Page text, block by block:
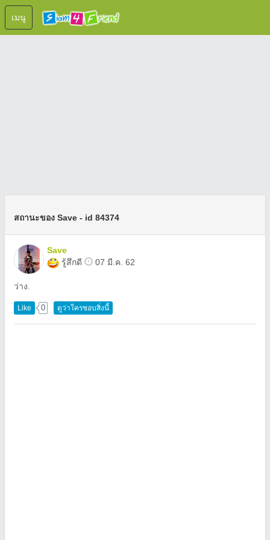
เมนู
สถานะของ Save - id 84374
Save
รู้สึกดี
07 มี.ค. 62
ว่าง.
Like 0 ดูว่าใครชอบสิ่งนี้